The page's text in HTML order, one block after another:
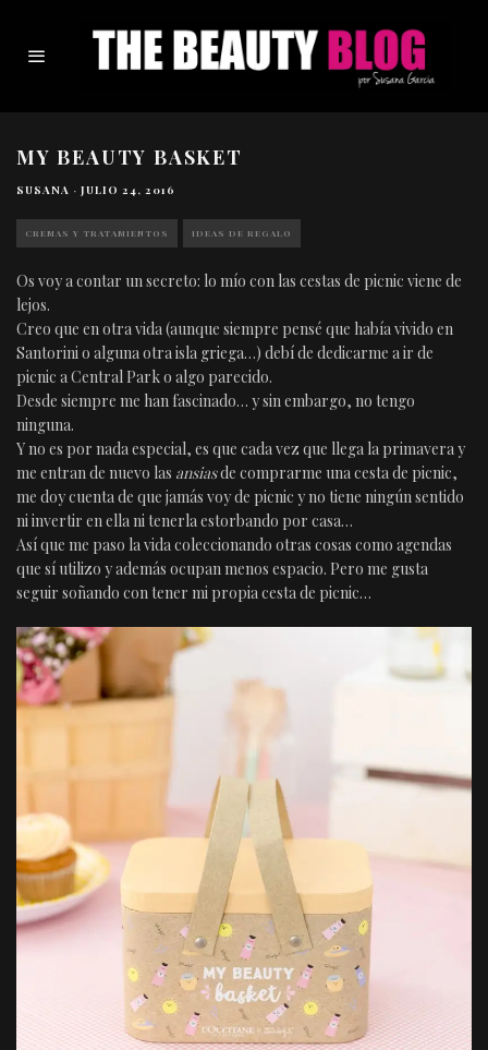
MY BEAUTY BASKET
SUSANA · JULIO 24, 2016
CREMAS Y TRATAMIENTOS IDEAS DE REGALO
Os voy a contar un secreto: lo mío con las cestas de picnic viene de
lejos.
Creo que en otra vida (aunque siempre pensé que había vivido en
Santorini o alguna otra isla griega…) debí de dedicarme a ir de
picnic a Central Park o algo parecido.
Desde siempre me han fascinado… y sin embargo, no tengo
ninguna.
Y no es por nada especial, es que cada vez que llega la primavera y
me entran de nuevo las ansiasde comprarme una cesta de picnic,
me doy cuenta de que jamás voy de picnic y no tiene ningún sentido
ni invertir en ella ni tenerla estorbando por casa…
Así que me paso la vida coleccionando otras cosas como agendas
que sí utilizo y además ocupan menos espacio. Pero me gusta
seguir soñando con tener mi propia cesta de picnic…